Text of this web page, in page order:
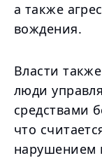
а также
вождения.
Власти
люди
средствами
что
нарушением